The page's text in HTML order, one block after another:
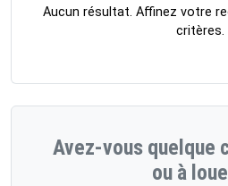
Aucun résultat. Affinez votre
critères.
Avez-vous quelque
ou à